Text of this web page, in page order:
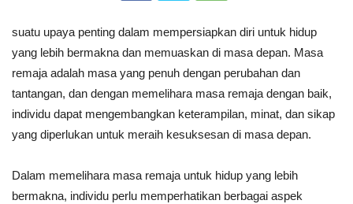
suatu upaya penting dalam mempersiapkan diri untuk hidup
yang lebih bermakna dan memuaskan di masa depan. Masa
remaja adalah masa yang penuh dengan perubahan dan
tantangan, dan dengan memelihara masa remaja dengan baik,
individu dapat mengembangkan keterampilan, minat, dan sikap
yang diperlukan untuk meraih kesuksesan di masa depan.
Dalam memelihara masa remaja untuk hidup yang lebih
bermakna, individu perlu memperhatikan berbagai aspek